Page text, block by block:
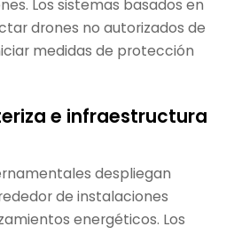
Los sistemas basados en
drones no autorizados de
medidas de protección
e infraestructura
despliegan
de instalaciones
energéticos. Los